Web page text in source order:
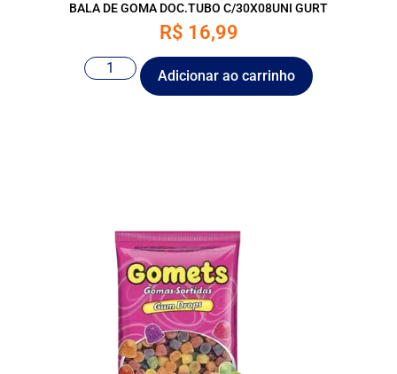
BALA DE GOMA DOC.TUBO C/30X08UNI GURT
R$ 16,99
Adicionar ao carrinho